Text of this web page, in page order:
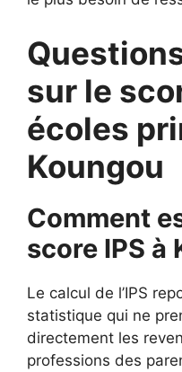
sur le
écoles
Koungou
Comment
score IPS à
Le calcul de l’IPS
statistique qui ne
directement les
professions des